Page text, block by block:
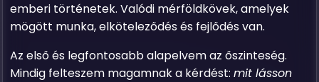
emberi történetek. Valódi mérföldkövek, amelyek
mögött munka, elköteleződés és fejlődés van.
Az első és legfontosabb alapelvem az őszinteség.
Mindig felteszem magamnak a kérdést:mit lásson